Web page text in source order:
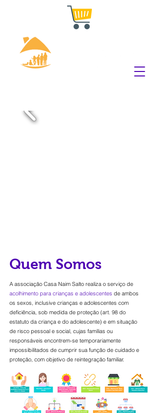
Quem Somos
A associação Casa Naim Salto realiza o serviço de
acolhimento para crianças e adolescentes de ambos
os sexos, inclusive crianças e adolescentes com
deficiência, sob medida de proteção (art. 98 do
estatuto da criança e do adolescente) e em situação
de risco pessoal e social, cujas famílias ou
responsáveis encontrem-se temporariamente
impossibilitados de cumprir sua função de cuidado e
proteção, com objetivo de reintegração familiar.